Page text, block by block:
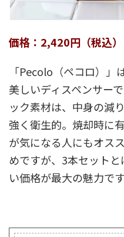
価格：2,420円（税込）
「Pecolo（ペコロ）
美しいディスペンサー
ック素材は、中身の減
強く衛生的。焼却時に
が気になる人にもオス
めですが、3本セット
い価格が最大の魅力です